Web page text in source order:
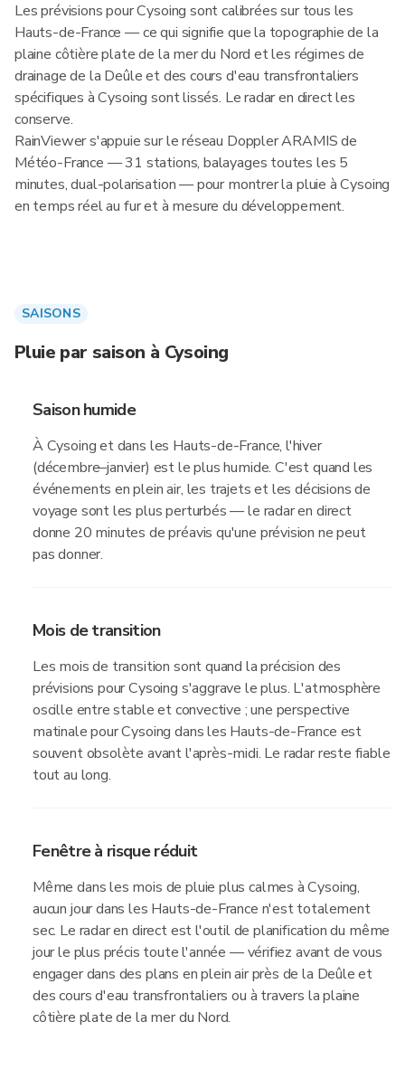
Les prévisions pour Cysoing sont calibrées sur tous les
Hauts-de-France — ce qui signifie que la topographie de la
plaine côtière plate de la mer du Nord et les régimes de
drainage de la Deûle et des cours d'eau transfrontaliers
spécifiques à Cysoing sont lissés. Le radar en direct les
conserve.
RainViewer s'appuie sur le réseau Doppler ARAMIS de
Météo-France — 31 stations, balayages toutes les 5
minutes, dual-polarisation — pour montrer la pluie à Cysoing
en temps réel au fur et à mesure du développement.
SAISONS
Pluie par saison à Cysoing
Saison humide
À Cysoing et dans les Hauts-de-France, l'hiver
(décembre–janvier) est le plus humide. C'est quand les
événements en plein air, les trajets et les décisions de
voyage sont les plus perturbés — le radar en direct
donne 20 minutes de préavis qu'une prévision ne peut
pas donner.
Mois de transition
Les mois de transition sont quand la précision des
prévisions pour Cysoing s'aggrave le plus. L'atmosphère
oscille entre stable et convective ; une perspective
matinale pour Cysoing dans les Hauts-de-France est
souvent obsolète avant l'après-midi. Le radar reste fiable
tout au long.
Fenêtre à risque réduit
Même dans les mois de pluie plus calmes à Cysoing,
aucun jour dans les Hauts-de-France n'est totalement
sec. Le radar en direct est l'outil de planification du même
jour le plus précis toute l'année — vérifiez avant de vous
engager dans des plans en plein air près de la Deûle et
des cours d'eau transfrontaliers ou à travers la plaine
côtière plate de la mer du Nord.